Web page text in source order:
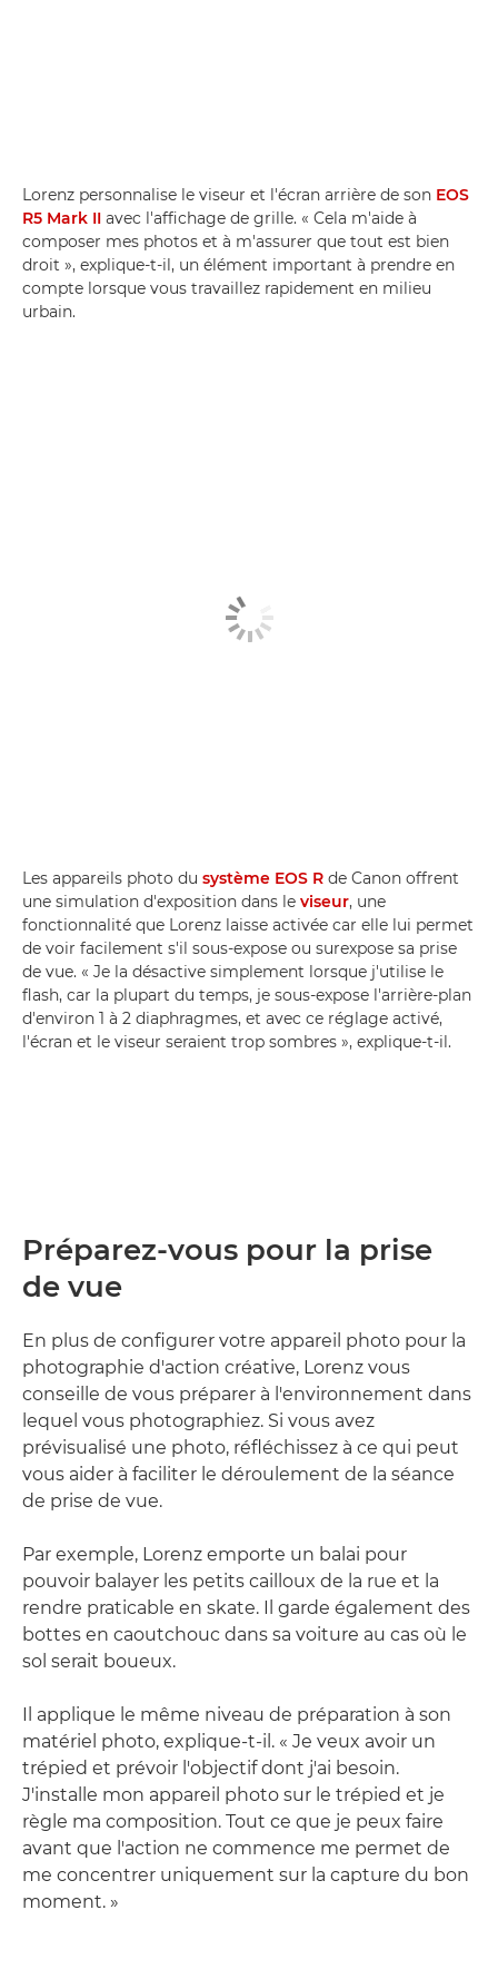
Lorenz personnalise le viseur et l'écran arrière de son EOS
R5 Mark II avec l'affichage de grille. « Cela m'aide à
composer mes photos et à m'assurer que tout est bien
droit », explique-t-il, un élément important à prendre en
compte lorsque vous travaillez rapidement en milieu
urbain.
Les appareils photo du système EOS R de Canon offrent
une simulation d'exposition dans le viseur, une
fonctionnalité que Lorenz laisse activée car elle lui permet
de voir facilement s'il sous-expose ou surexpose sa prise
de vue. « Je la désactive simplement lorsque j'utilise le
flash, car la plupart du temps, je sous-expose l'arrière-plan
d'environ 1 à 2 diaphragmes, et avec ce réglage activé,
l'écran et le viseur seraient trop sombres », explique-t-il.
Préparez-vous pour la prise
de vue
En plus de configurer votre appareil photo pour la
photographie d'action créative, Lorenz vous
conseille de vous préparer à l'environnement dans
lequel vous photographiez. Si vous avez
prévisualisé une photo, réfléchissez à ce qui peut
vous aider à faciliter le déroulement de la séance
de prise de vue.
Par exemple, Lorenz emporte un balai pour
pouvoir balayer les petits cailloux de la rue et la
rendre praticable en skate. Il garde également des
bottes en caoutchouc dans sa voiture au cas où le
sol serait boueux.
Il applique le même niveau de préparation à son
matériel photo, explique-t-il. « Je veux avoir un
trépied et prévoir l'objectif dont j'ai besoin.
J'installe mon appareil photo sur le trépied et je
règle ma composition. Tout ce que je peux faire
avant que l'action ne commence me permet de
me concentrer uniquement sur la capture du bon
moment. »